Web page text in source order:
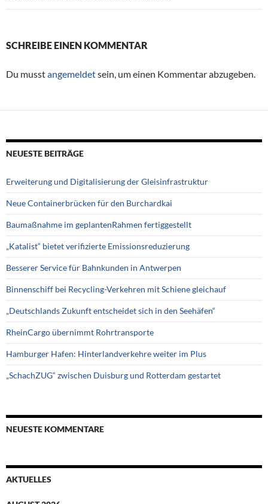
SCHREIBE EINEN KOMMENTAR
Du musstangemeldetsein, um einen Kommentar abzugeben.
NEUESTE BEITRÄGE
Erweiterung und Digitalisierung der Gleisinfrastruktur
Neue Containerbrücken für den Burchardkai
Baumaßnahme im geplantenRahmen fertiggestellt
„Katalist“ bietet verifizierte Emissionsreduzierung
Besserer Service für Bahnkunden in Antwerpen
Binnenschiff bei Recycling-Verkehren mit Schiene gleichauf
„Deutschlands Zukunft entscheidet sich in den Seehäfen“
RheinCargo übernimmt Rohrtransporte
Hamburger Hafen: Hinterlandverkehre weiter im Plus
„SchachZUG“ zwischen Duisburg und Rotterdam gestartet
NEUESTE KOMMENTARE
AKTUELLES